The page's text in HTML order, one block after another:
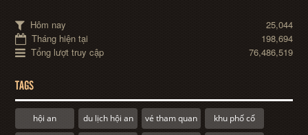
Hôm nay
25,044
Tháng hiện tại
198,694
Tổng lượt truy cập
76,486,519
TAGS
hội an du lịch hội an vé tham quan khu phố cổ